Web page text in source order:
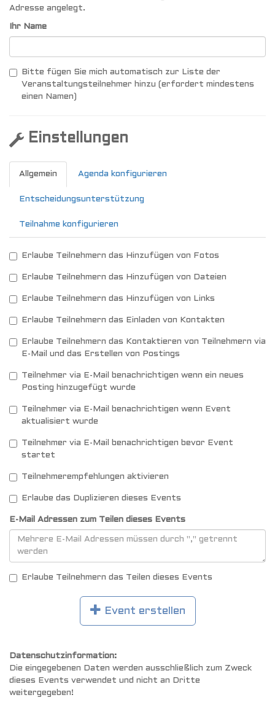
Adresse angelegt.
Ihr Name
Bitte fügen Sie mich automatisch zur Liste der
Veranstaltungsteilnehmer hinzu (erfordert mindestens
einen Namen)
Einstellungen
Allgemein Agenda konfigurieren
Entscheidungsunterstützung
Teilnahme konfigurieren
Erlaube Teilnehmern das Hinzufügen von Fotos
Erlaube Teilnehmern das Hinzufügen von Dateien
Erlaube Teilnehmern das Hinzufügen von Links
Erlaube Teilnehmern das Einladen von Kontakten
Erlaube Teilnehmern das Kontaktieren von Teilnehmern via
E-Mail und das Erstellen von Postings
Teilnehmer via E-Mail benachrichtigen wenn ein neues
Posting hinzugefügt wurde
Teilnehmer via E-Mail benachrichtigen wenn Event
aktualisiert wurde
Teilnehmer via E-Mail benachrichtigen bevor Event
startet
Teilnehmerempfehlungen aktivieren
Erlaube das Duplizieren dieses Events
E-Mail Adressen zum Teilen dieses Events
Erlaube Teilnehmern das Teilen dieses Events
Event erstellen
Datenschutzinformation:
Die eingegebenen Daten werden ausschließlich zum Zweck
dieses Events verwendet und nicht an Dritte
weitergegeben!